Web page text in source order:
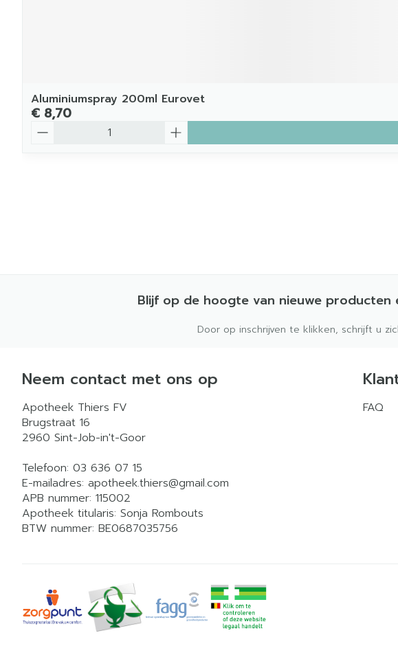
Aluminiumspray 200ml Eurovet
€ 8,70
Blijf op de hoogte van nieuwe producten
Door op inschrijven te klikken, schrijft u
Neem contact met ons op
Apotheek Thiers FV
Brugstraat 16
2960 Sint-Job-in't-Goor
Telefoon: 03 636 07 15
E-mailadres: apotheek.thiers@gmail.com
APB nummer: 115002
Apotheek titularis: Sonja Rombouts
BTW nummer: BE0687035756
FAQ